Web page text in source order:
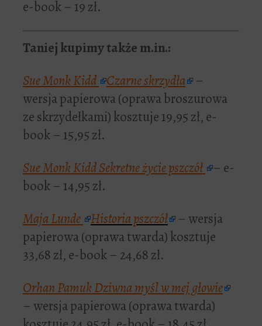
e-book – 19 zł.
Taniej kupimy także m.in.:
Sue Monk Kidd Czarne skrzydła
–
wersja papierowa (oprawa broszurowa
ze skrzydełkami) kosztuje 19,95 zł, e-
book – 15,95 zł.
Sue Monk KiddSekretne życie pszczół
– e-
book – 14,95 zł.
Maja Lunde Historia pszczół
– wersja
papierowa (oprawa twarda) kosztuje
33,68 zł, e-book – 24,68 zł.
Orhan PamukDziwna myśl w mej głowie
– wersja papierowa (oprawa twarda)